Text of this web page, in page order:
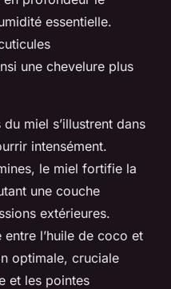
essentielle.
une chevelure plus
miel s’illustrent dans
intensément.
le miel fortifie la
une couche
extérieures.
l’huile de coco et
optimale, cruciale
et les pointes